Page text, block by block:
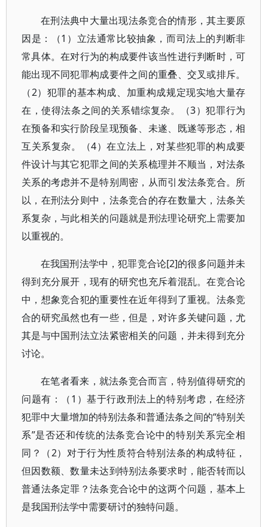
在刑法典中大量出现法条竞合的情形，其主要原
因是：（1）立法通常比较抽象，而司法上的判断非
常具体。在对行为的构成要件该当性进行判断时，可
能出现不同犯罪构成要件之间的重叠、交叉或排斥。
（2）犯罪的基本构成、加重构成规定现实地大量存
在，使得法条之间的关系错综复杂。（3）犯罪行为
在预备和实行阶段呈现预备、未遂、既遂等形态，相
互关系复杂。（4）在立法上，对某些犯罪的构成要
件设计与其它犯罪之间的关系梳理并不顺当，对法条
关系的考虑并不是特别周密，从而引发法条竞合。所
以，在刑法分则中，法条竞合的存在数量大，法条关
系复杂，与此相关的问题就是刑法理论研究上需要加
以重视的。
在我国刑法学中，犯罪竞合论[2]的很多问题并未
得到充分展开，现有的研究也充斥着混乱。在竞合论
中，想象竞合犯的重要性在近年得到了重视。法条竞
合的研究虽然也有一些，但是，对许多关键问题，尤
其是与中国刑法立法紧密相关的问题，并未得到充分
讨论。
在笔者看来，就法条竞合而言，特别值得研究的
问题有：（1）基于行政刑法上的特别考虑，在经济
犯罪中大量增加的特别法条和普通法条之间的“特别关
系”是否还和传统的法条竞合论中的特别关系完全相
同？（2）对于行为性质符合特别法条的构成特征，
但因数额、数量未达到特别法条要求时，能否转而以
普通法条定罪？法条竞合论中的这两个问题，基本上
是我国刑法学中需要研讨的独特问题。